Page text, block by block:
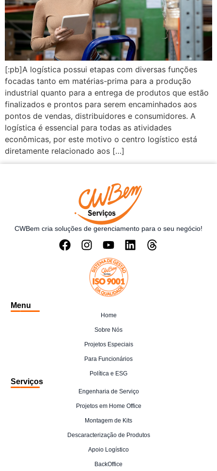
[:pb]A logística possui etapas com diversas funções
focadas tanto em matérias-prima para a produção
industrial quanto para a entrega de produtos que estão
finalizados e prontos para serem encaminhados aos
pontos de vendas, distribuidores e consumidores. A
logística é essencial para todas as atividades
econômicas, por este motivo o centro logístico está
diretamente relacionado aos […]
CWBem cria soluções de gerenciamento para o seu negócio!
Menu
Home
Sobre Nós
Projetos Especiais
Para Funcionários
Política e ESG
Serviços
Engenharia de Serviço
Projetos em Home Office
Montagem de Kits
Descaracterização de Produtos
Apoio Logístico
BackOffice